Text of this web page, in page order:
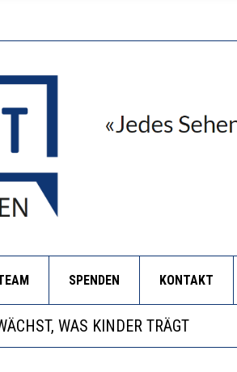
SPENDEN KONTAKT
HILFLOSIGKEIT DES
WAS KINDER TRÄGT
EINEN REGELRECHTEN